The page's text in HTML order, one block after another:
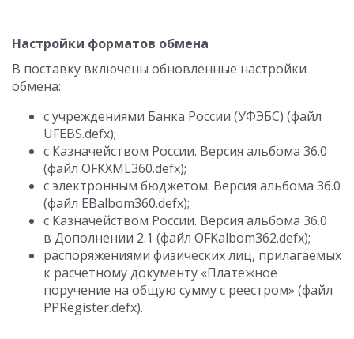
Настройки форматов обмена
В поставку включены обновленные настройки
обмена:
с учреждениями Банка России (УФЭБС) (файл
UFEBS.defx);
с Казначейством России. Версия альбома 36.0
(файл OFKXML360.defx);
с электронным бюджетом. Версия альбома 36.0
(файл EBalbom360.defx);
с Казначейством России. Версия альбома 36.0
в Дополнении 2.1 (файл OFKalbom362.defx);
распоряжениями физических лиц, прилагаемых
к расчетному документу «Платежное
поручение на общую сумму с реестром» (файл
PPRegister.defx).